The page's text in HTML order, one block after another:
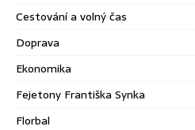
Cestování a volný čas
Doprava
Ekonomika
Fejetony Františka Synka
Florbal